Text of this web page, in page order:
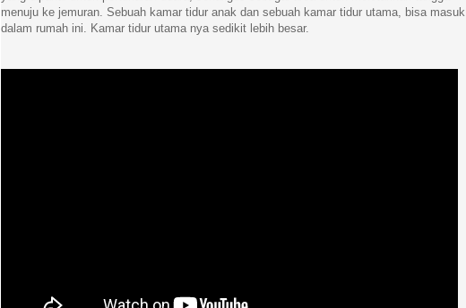
menuju ke jemuran. Sebuah kamar tidur anak dan sebuah kamar tidur utama, bisa masuk
dalam rumah ini. Kamar tidur utama nya sedikit lebih besar.